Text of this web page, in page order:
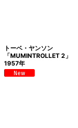
トーベ・ヤンソン
「MUMINTROLLET 2」
1957年